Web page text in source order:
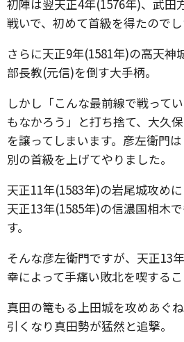
初陣は翌天正4年(1576年)、武田
戦いで、初めて首級を得たのでし
さらに天正9年(1581年)の高天神
部長教(元信)を倒す大手柄。
しかし「こんな最前線で戦って
もなかろう」と打ち捨て、大久
を譲ってしまいます。彦左衛門
別の首級を上げてやりました。
天正11年(1583年)の岩尾城攻めに
天正13年(1585年)の信濃国相木
す。
そんな彦左衛門ですが、天正13
幸によって手痛い敗北を喫するこ
真田の篭もる上田城を攻めあぐ
引くなり真田勢が猛然と追撃。